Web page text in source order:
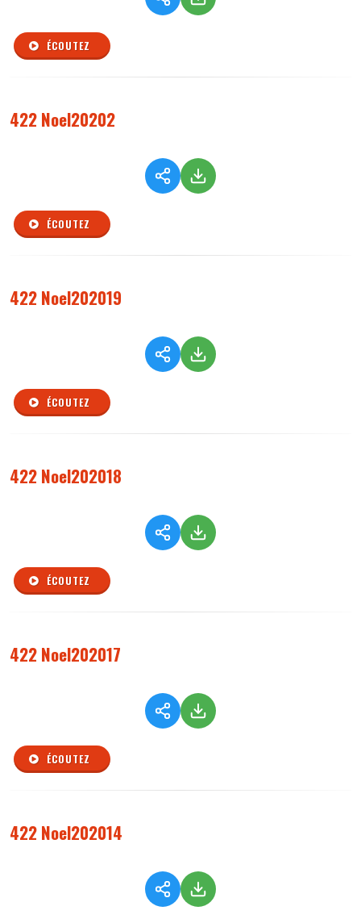
ÉCOUTEZ
422 Noel20202
ÉCOUTEZ
422 Noel202019
ÉCOUTEZ
422 Noel202018
ÉCOUTEZ
422 Noel202017
ÉCOUTEZ
422 Noel202014